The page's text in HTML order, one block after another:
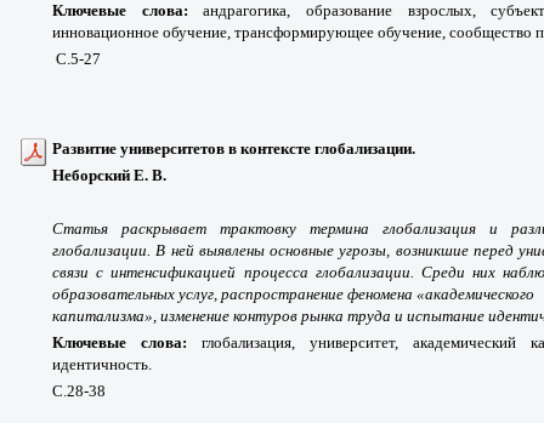
Ключевые слова:андрагогика, образование взрослых,
инновационное обучение, трансформирующее обучение, сообщество
С.5-27
Развитие университетов в контексте глобализации.
Неборский Е. В.
Статья раскрывает трактовку термина глобализация и
глобализации. В ней выявлены основные угрозы, возникшие перед
связи с интенсификацией процесса глобализации. Среди них
образовательных услуг, распространение феномена «академического
капитализма», изменение контуров рынка труда и испытание
Ключевые слова: глобализация, университет, академический
идентичность.
С.28-38